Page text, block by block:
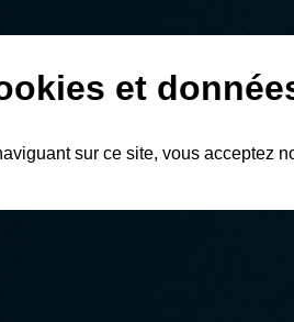
et
sur ce site, vous acceptez